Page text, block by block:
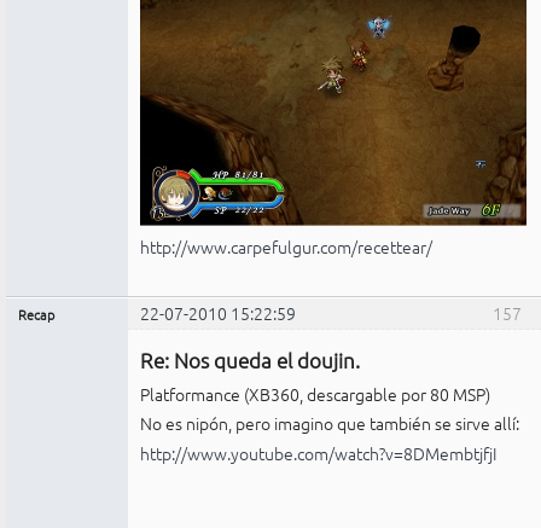
http://www.carpefulgur.com/recettear/
157
Recap 22-07-2010 15:22:59
Re: Nos queda el doujin.
Platformance (XB360, descargable por 80 MSP)
No es nipón, pero imagino que también se sirve allí:
http://www.youtube.com/watch?v=8DMembtjfjI